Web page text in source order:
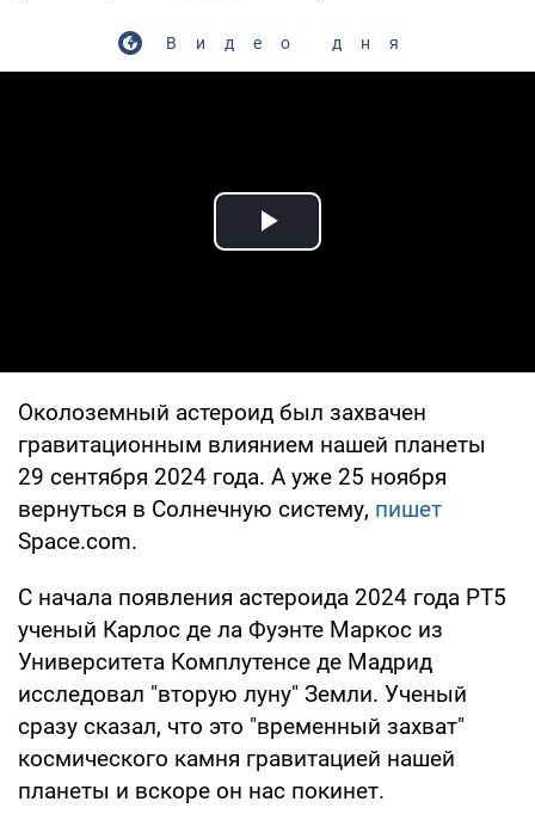
Видео дня
Play Video
Околоземный астероид был захвачен
гравитационным влиянием нашей планеты
29 сентября 2024 года. А уже 25 ноября
вернуться в Солнечную систему, пишет
Space.com.
С начала появления астероида 2024 года PT5
ученый Карлос де ла Фуэнте Маркос из
Университета Комплутенсе де Мадрид
исследовал "вторую луну" Земли. Ученый
сразу сказал, что это "временный захват"
космического камня гравитацией нашей
планеты и вскоре он нас покинет.